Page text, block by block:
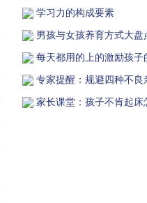
学习力的构成要素
男孩与女孩养育方式大盘
每天都用的上的激励孩子
专家提醒：规避四种不良
家长课堂：孩子不肯起